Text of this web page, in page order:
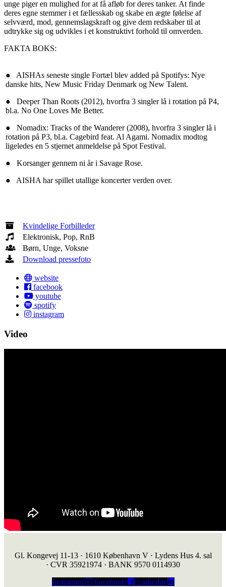
unge piger en mulighed for at få afløb for deres tanker. At finde
deres egne stemmer i et fællesskab og skabe en ægte følelse af
selvværd, mod, gennemslagskraft og give dem redskaber til at
udtrykke sig og udvikles i et konstruktivt forhold til omverden.
FAKTA BOKS:
● AISHAs seneste single Fortæl blev added på Spotifys: Nye
danske hits, New Music Friday Denmark og New Talent.
● Deeper Than Roots (2012), hvorfra 3 singler lå i rotation på P4,
bl.a. No One Loves Me Better.
● Nomadix: Tracks of the Wanderer (2008), hvorfra 3 singler lå i
rotation på P3, bl.a. Cagebird feat. Al Agami. Nomadix modtog
ligeledes en 5 stjernet anmeldelse på Spot Festival.
● Korsanger gennem ni år i Savage Rose.
● AISHA har spillet utallige koncerter verden over.
Kvindelige Forbilleder
Elektronisk, Pop, RnB
Børn, Unge, Voksne
Download pressefoto
website
facebook
youtube
spotify
instagram
Video
Gl. Kongevej 11-13 · 1610 København V · Lydens Hus 4. sal
· CVR 35921974 · BANK 9570 0114930
Instagram
Facebook Linkedin